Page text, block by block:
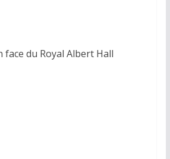
face du Royal Albert Hall